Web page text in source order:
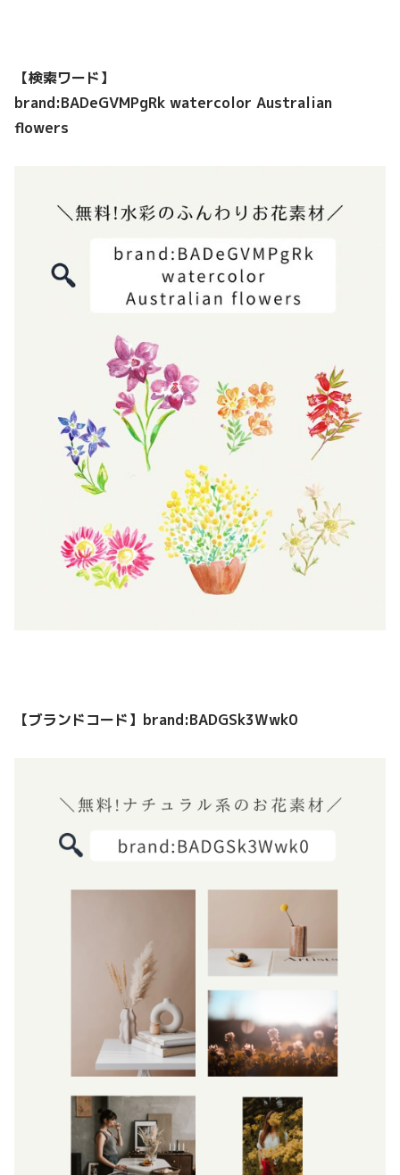
【検索ワード】
brand:BADeGVMPgRk watercolor Australian
flowers
【ブランドコード】brand:BADGSk3Wwk0